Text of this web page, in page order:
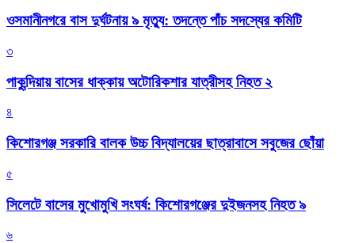
ওসমানীনগরে বাস দুর্ঘটনায় ৯ মৃত্যু: তদন্তে পাঁচ সদস্যের কমিটি
৩
পাকুন্দিয়ায় বাসের ধাক্কায় অটোরিকশার যাত্রীসহ নিহত ২
৪
কিশোরগঞ্জ সরকারি বালক উচ্চ বিদ্যালয়ের ছাত্রাবাসে সবুজের ছোঁয়া
৫
সিলেটে বাসের মুখোমুখি সংঘর্ষ: কিশোরগঞ্জের দুইজনসহ নিহত ৯
৬